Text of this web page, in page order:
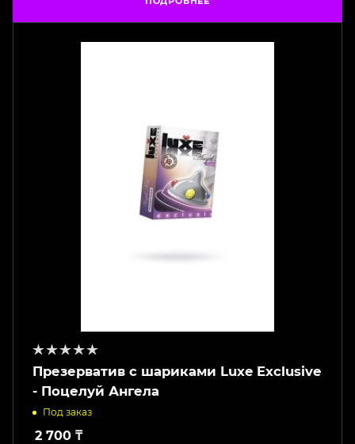
Презерватив с шариками Luxe Exclusive
- Поцелуй Ангела
Под заказ
2 700 ₸